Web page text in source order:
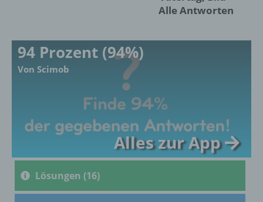
Alle Antworten
94 Prozent (94%)
Von Scimob
Alles zur App
Lösungen (16)
Einschränkung der Verarbeitung ist die
künftige Verarbeitung einzuschränken.
Profiling ist jede Art der automatisierten
Verarbeitung personenbezogener Daten, die
darin besteht, dass diese
personenbezogenen Daten verwendet
werden, um bestimmte persönliche Aspekte,
zu bewerten, insbesondere, um Aspekte
bezüglich Arbeitsleistung, wirtschaftlicher